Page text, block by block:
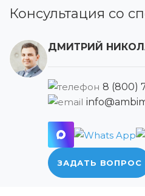
Консультация со
ДМИТРИЙ
8 (800)
ЗАДАТЬ ВОПРОС